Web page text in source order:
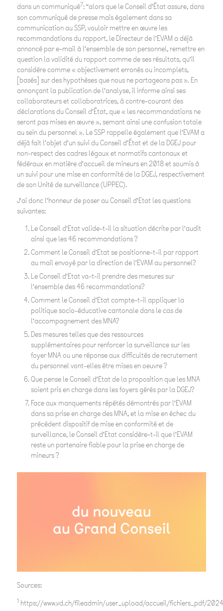
dans un communiqué7: “alors que le Conseil d’État assure, dans
son communiqué de presse mais également dans sa
communication au SSP, vouloir mettre en œuvre les
recommandations du rapport, le Directeur de l’EVAM a déjà
annoncé par e-mail à l’ensemble de son personnel, remettre en
question la validité du rapport comme de ses résultats, qu’il
considère comme « objectivement erronés ou incomplets,
[basés] sur des hypothèses que nous ne partageons pas ». En
annonçant la publication de l’analyse, il informe ainsi ses
collaborateurs et collaboratrices, à contre-courant des
déclarations du Conseil d’État, que « les recommandations ne
seront pas mises en œuvre », semant ainsi une confusion totale
au sein du personnel ». Le SSP rappelle également que l’EVAM a
déjà fait l’objet d’un suivi du Conseil d’État et de la DGEJ pour
non-respect des cadres légaux et normatifs cantonaux et
fédéraux en matière d’accueil de mineurs en 2018 et soumis à
un suivi pour une mise en conformité de la DGEJ, respectivement
de son Unité de surveillance (UPPEC).
J’ai donc l’honneur de poser au Conseil d’Etat les questions
suivantes:
Le Conseil d’Etat valide-t-il la situation décrite par l’audit
ainsi que les 46 recommandations ?
Comment le Conseil d’Etat se positionne-t-il par rapport
au mail envoyé par la direction de l’EVAM au personnel?
Le Conseil d’Etat va-t-il prendre des mesures sur
l’ensemble des 46 recommandations?
Comment le Conseil d’Etat compte-t-il appliquer la
politique socio-éducative cantonale dans le cas de
l’accompagnement des MNA?
Des mesures telles que des ressources
supplémentaires pour renforcer la surveillance sur les
foyer MNA ou une réponse aux difficultés de recrutement
du personnel vont-elles être mises en oeuvre ?
Que pense le Conseil d’Etat de la proposition que les MNA
soient pris en charge dans les foyers gérés par la DGEJ?
Face aux manquements répétés démontrés par l’EVAM
dans sa prise en charge des MNA, et la mise en échec du
précédent dispositif de mise en conformité et de
surveillance, le Conseil d’Etat considère-t-il que l’EVAM
reste un partenaire fiable pour la prise en charge de
mineurs ?
Sources:
1 https://www.vd.ch/fileadmin/user_upload/accueil/fichiers_pdf/